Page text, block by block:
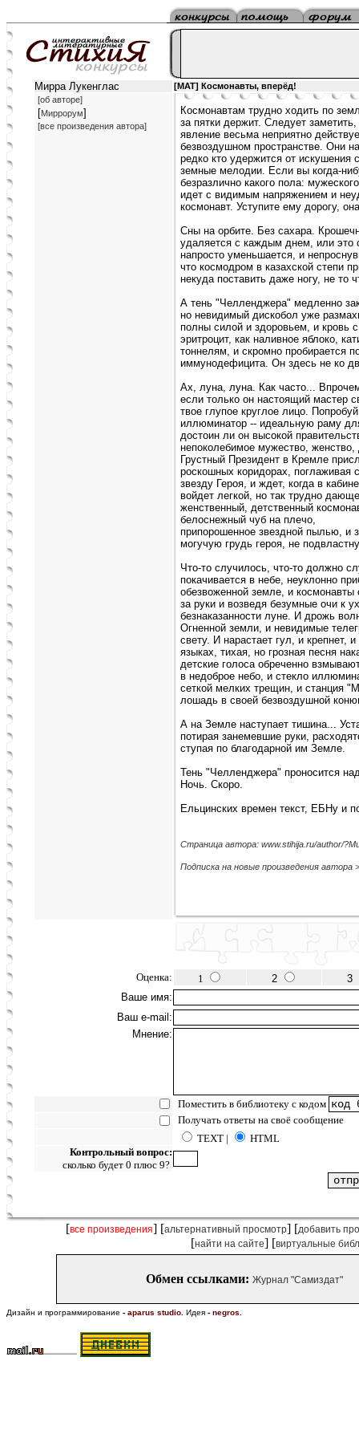
Мирра Лукенглас
[MAT] Космонавты, вперёд!
[об авторе]
[Миррорум]
[все произведения автора]
Космонавтам трудно ходить по
за пятки держит. Следует
явление весьма неприятно
безвоздушном пространстве. Они
редко кто удержится от искушения
земные мелодии. Если вы когда-
безразлично какого пола:
идет с видимым напряжением и
космонавт. Уступите ему дорогу,
Сны на орбите. Без сахара.
удаляется с каждым днем, или это
напросто уменьшается, и
что космодром в казахской степи
некуда поставить даже ногу, не то
А тень "Челленджера" медленно
но невидимый дискобол уже
полны силой и здоровьем, и
эритроцит, как наливное яблоко,
тоннелям, и скромно пробирается
иммунодефицита. Он здесь не ко
Ах, луна, луна. Как часто...
если только он настоящий мастер
твое глупое круглое лицо.
иллюминатор -- идеальную раму
достоин ли он высокой
непоколебимое мужество, женство,
Грустный Президент в Кремле
роскошных коридорах, поглаживая
звезду Героя, и ждет, когда в
войдет легкой, но так трудно
женственный, детственный
белоснежный чуб на плечо,
припорошенное звездной пылью, и
могучую грудь героя, не
Что-то случилось, что-то должно
покачивается в небе, неуклонно
обезвоженной земле, и
за руки и возведя безумные очи к
безнаказанности луне. И дрожь
Огненной земли, и невидимые
свету. И нарастает гул, и
языках, тихая, но грозная песня
детские голоса обреченно
в недоброе небо, и стекло
сеткой мелких трещин, и станция
лошадь в своей безвоздушной
А на Земле наступает тишина...
потирая занемевшие руки,
ступая по благодарной им Земле.
Тень "Челленджера" проносится
Ночь. Скоро.
Ельцинских времен текст, ЕБНу и
Страница автора: www.stihija.ru/author/
Подписка на новые произведения автора
Оценка: 1 2
3
Ваше имя:
Ваш e-mail:
Мнение:
Поместить в библиотеку с кодом
Получать ответы на своё сообщение
TEXT |
HTML
Контрольный вопрос:
сколько будет 0 плюс 9?
[все произведения] [альтернативный просмотр] [добавить
[найти на сайте] [виртуальные
Обмен ссылками: Журнал "Самиздат"
Дизайн и программирование - aparus studio Идея - negros